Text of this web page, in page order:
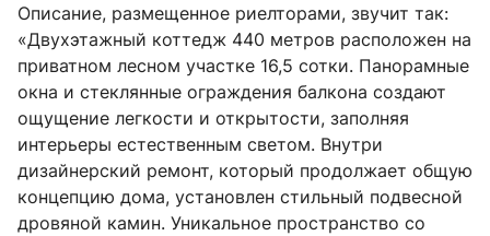
Описание, размещенное риелторами, звучит так:
«Двухэтажный коттедж 440 метров расположен на
приватном лесном участке 16,5 сотки. Панорамные
окна и стеклянные ограждения балкона создают
ощущение легкости и открытости, заполняя
интерьеры естественным светом. Внутри
дизайнерский ремонт, который продолжает общую
концепцию дома, установлен стильный подвесной
дровяной камин. Уникальное пространство со